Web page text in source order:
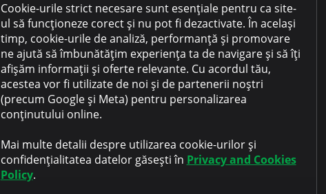
Cookie-urile strict necesare sunt esențiale pentru ca site-
ul să funcționeze corect și nu pot fi dezactivate. În același
timp, cookie-urile de analiză, performanță și promovare
ne ajută să îmbunătățim experiența ta de navigare și să îți
afișăm informații și oferte relevante. Cu acordul tău,
acestea vor fi utilizate de noi și de partenerii noștri
(precum Google și Meta) pentru personalizarea
conținutului online.
Mai multe detalii despre utilizarea cookie-urilor și
confidențialitatea datelor găsești în Privacy and Cookies
Policy.
banilor
Vânzare gaj
Întrebări frecvente
Contacte